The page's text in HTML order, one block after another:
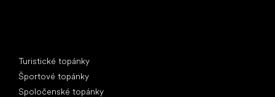
Turistické topánky
Športové topánky
Spoločenské topánky